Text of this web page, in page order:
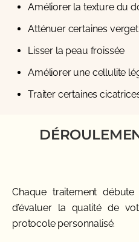
Améliorer la texture du
Atténuer certaines
Lisser la peau froissée
Améliorer une cellulite
Traiter certaines
Chaque traitement
d’évaluer la qualité de
protocole personnalisé.